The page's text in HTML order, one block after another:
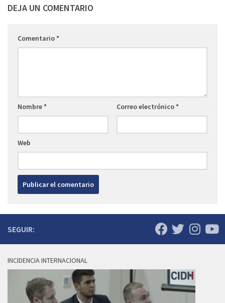
DEJA UN COMENTARIO
Comentario*
Nombre* Correo electrónico*
Web
SEGUIR:
INCIDENCIA INTERNACIONAL